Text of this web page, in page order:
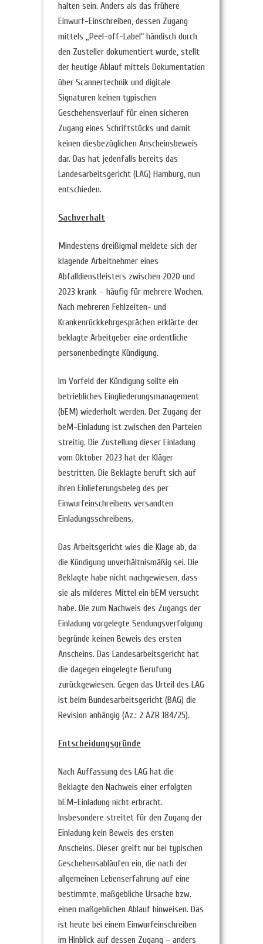
halten sein. Anders als das frühere
Einwurf-Einschreiben, dessen Zugang
mittels „Peel-off-Label“ händisch durch
den Zusteller dokumentiert wurde, stellt
der heutige Ablauf mittels Dokumentation
über Scannertechnik und digitale
Signaturen keinen typischen
Geschehensverlauf für einen sicheren
Zugang eines Schriftstücks und damit
keinen diesbezüglichen Anscheinsbeweis
dar. Das hat jedenfalls bereits das
Landesarbeitsgericht (LAG) Hamburg, nun
entschieden.
Sachverhalt
Mindestens dreißigmal meldete sich der
klagende Arbeitnehmer eines
Abfalldienstleisters zwischen 2020 und
2023 krank – häufig für mehrere Wochen.
Nach mehreren Fehlzeiten- und
Krankenrückkehrgesprächen erklärte der
beklagte Arbeitgeber eine ordentliche
personenbedingte Kündigung.
Im Vorfeld der Kündigung sollte ein
betriebliches Eingliederungsmanagement
(bEM) wiederholt werden. Der Zugang der
beM-Einladung ist zwischen den Parteien
streitig. Die Zustellung dieser Einladung
vom Oktober 2023 hat der Kläger
bestritten. Die Beklagte beruft sich auf
ihren Einlieferungsbeleg des per
Einwurfeinschreibens versandten
Einladungsschreibens.
Das Arbeitsgericht wies die Klage ab, da
die Kündigung unverhältnismäßig sei. Die
Beklagte habe nicht nachgewiesen, dass
sie als milderes Mittel ein bEM versucht
habe. Die zum Nachweis des Zugangs der
Einladung vorgelegte Sendungsverfolgung
begründe keinen Beweis des ersten
Anscheins. Das Landesarbeitsgericht hat
die dagegen eingelegte Berufung
zurückgewiesen. Gegen das Urteil des LAG
ist beim Bundesarbeitsgericht (BAG) die
Revision anhängig (Az.: 2 AZR 184/25).
Entscheidungsgründe
Nach Auffassung des LAG hat die
Beklagte den Nachweis einer erfolgten
bEM-Einladung nicht erbracht.
Insbesondere streitet für den Zugang der
Einladung kein Beweis des ersten
Anscheins. Dieser greift nur bei typischen
Geschehensabläufen ein, die nach der
allgemeinen Lebenserfahrung auf eine
bestimmte, maßgebliche Ursache bzw.
einen maßgeblichen Ablauf hinweisen. Das
ist heute bei einem Einwurfeinschreiben
im Hinblick auf dessen Zugang – anders